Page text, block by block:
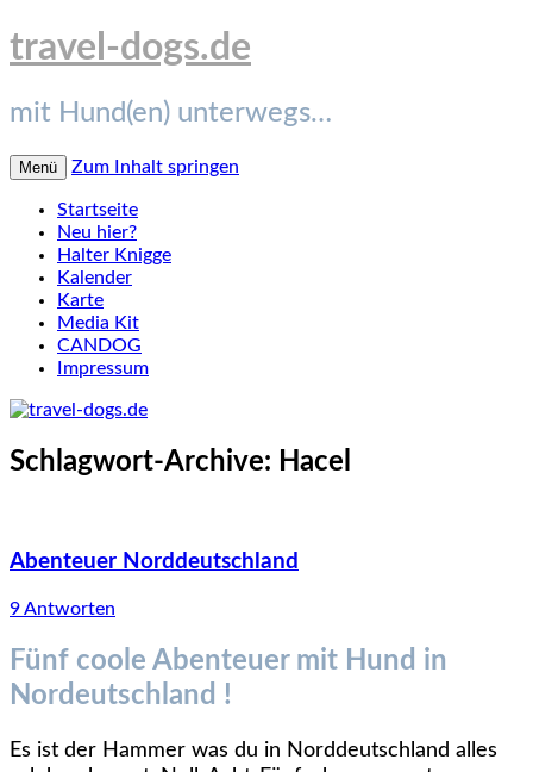
travel-dogs.de
mit Hund(en) unterwegs…
Menü Zum Inhalt springen
Startseite
Neu hier?
Halter Knigge
Kalender
Karte
Media Kit
CANDOG
Impressum
Schlagwort-Archive: Hacel
Abenteuer Norddeutschland
9 Antworten
Fünf coole Abenteuer mit Hund in
Nordeutschland !
Es ist der Hammer was du in Norddeutschland alles